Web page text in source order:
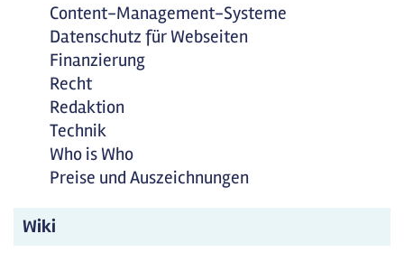
Content-Management-Systeme
Datenschutz für Webseiten
Finanzierung
Recht
Redaktion
Technik
Who is Who
Preise und Auszeichnungen
Wiki